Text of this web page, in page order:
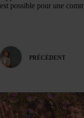
est possible pour une
PRÉCÉDENT